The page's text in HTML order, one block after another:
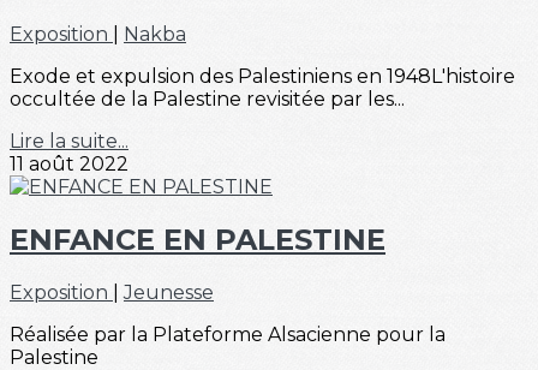
Exposition
Nakba
Exode et expulsion des Palestiniens en 1948L'histoire
occultée de la Palestine revisitée par les...
Lire la suite...
11 août 2022
ENFANCE EN PALESTINE
Exposition |Jeunesse
Réalisée par la Plateforme Alsacienne pour la
Palestine